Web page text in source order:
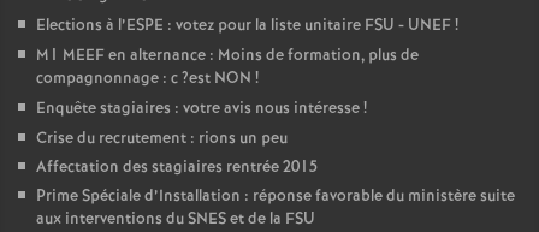
Elections à l’ESPE : votez pour la liste unitaire FSU - UNEF!
M1 MEEFen alternance : Moins de formation, plus de
compagnonnage : c?est NON !
Enquête stagiaires : votre avis nous intéresse!
Crise du recrutement : rions un peu
Affectation des stagiaires rentrée 2015
Prime Spéciale d’Installation : réponse favorable du ministère suite
aux interventions duSNESet de la FSU